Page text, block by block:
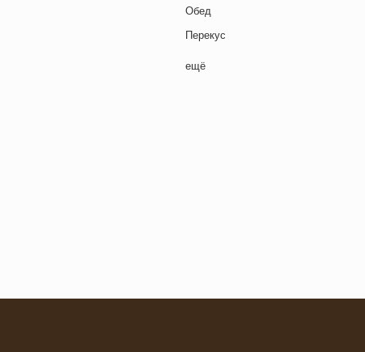
Обед
Перекус
Полдник
ещё